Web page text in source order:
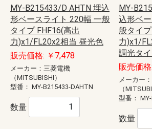
MY-B215433/D AHTN 埋込
形ベースライト 220幅 一般
タイプ FHF16(高出
力)x1/FL20x2相当 昼光色
販売価格: ￥7,478
メーカー：三菱電機
（MITSUBISHI）
型番： MY-B215433-DAHTN
数量
MY-
込形ベ
般タイ
力)x1/
調光タ
販売価
メーカー
（
型番：
数量